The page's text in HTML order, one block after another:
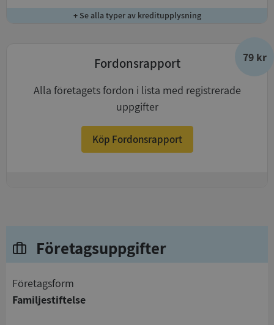
+ Se alla typer av kreditupplysning
79 kr
Fordonsrapport
Alla företagets fordon i lista med registrerade
uppgifter
Köp Fordonsrapport
Företagsuppgifter
företagsform
Familjestiftelse